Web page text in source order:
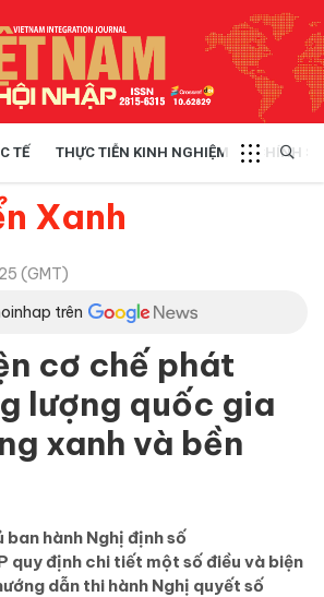
TẾ THỰC TIỄN KINH NGHIỆM CHÍNH
Xanh
(GMT)
trên
cơ chế phát
lượng quốc gia
xanh và bền
ban hành Nghị định số
định chi tiết một số điều và biện
dẫn thi hành Nghị quyết số